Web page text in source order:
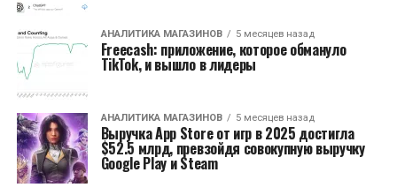
АНАЛИТИКА МАГАЗИНОВ 5 месяцев назад
Freecash: приложение, которое обмануло
TikTok, и вышло в лидеры
АНАЛИТИКА МАГАЗИНОВ 5 месяцев назад
Выручка App Store от игр в 2025 достигла
$52.5 млрд, превзойдя совокупную выручку
Google Play и Steam